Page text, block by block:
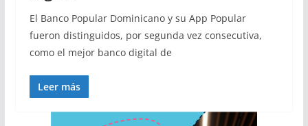
El Banco Popular Dominicano y su App Popular
fueron distinguidos, por segunda vez consecutiva,
como el mejor banco digital de
Leer más